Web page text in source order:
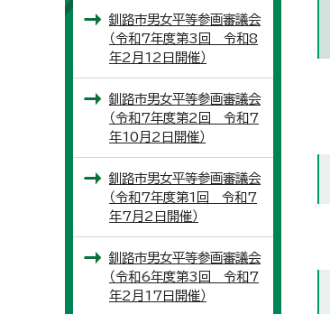
釧路市男女平等参画審議会
（令和7年度第3回 令和8
年2月12日開催）
釧路市男女平等参画審議会
（令和7年度第2回 令和7
年10月2日開催）
釧路市男女平等参画審議会
（令和7年度第1回 令和7
年7月2日開催）
釧路市男女平等参画審議会
（令和6年度第3回 令和7
年2月17日開催）